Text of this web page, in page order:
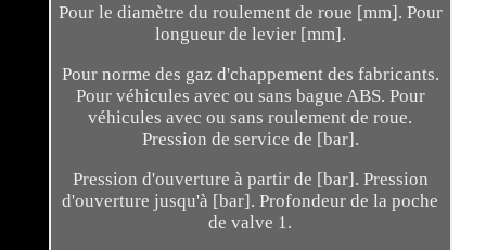
Pour le diamètre du roulement de roue [mm]. Pour
longueur de levier [mm].
Pour norme des gaz d'chappement des fabricants.
Pour véhicules avec ou sans bague ABS. Pour
véhicules avec ou sans roulement de roue.
Pression de service de [bar].
Pression d'ouverture à partir de [bar]. Pression
d'ouverture jusqu'à [bar]. Profondeur de la poche
de valve 1.